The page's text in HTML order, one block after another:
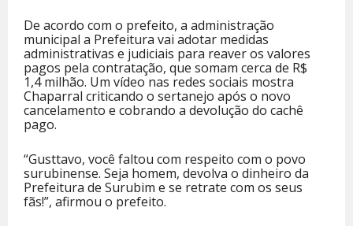
De acordo com o prefeito, a administração
municipal a Prefeitura vai adotar medidas
administrativas e judiciais para reaver os valores
pagos pela contratação, que somam cerca de R$
1,4 milhão. Um vídeo nas redes sociais mostra
Chaparral criticando o sertanejo após o novo
cancelamento e cobrando a devolução do cachê
pago.
“Gusttavo, você faltou com respeito com o povo
surubinense. Seja homem, devolva o dinheiro da
Prefeitura de Surubim e se retrate com os seus
fãs!”, afirmou o prefeito.